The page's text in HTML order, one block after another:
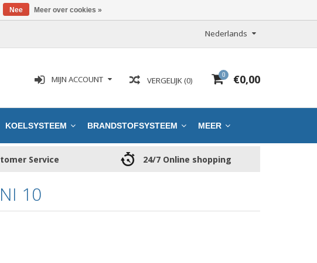
Nederlands
0 €0,00
VERGELIJK (0)
MIJN ACCOUNT
KOELSYSTEEM BRANDSTOFSYSTEEM MEER
Service 24/7 Online shopping
10
Nee Meer over cookies »